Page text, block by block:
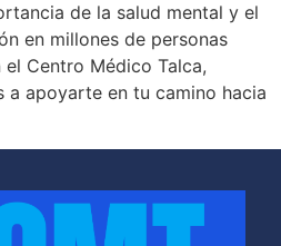
de la salud mental y el
en millones de personas
Centro Médico Talca,
apoyarte en tu camino hacia